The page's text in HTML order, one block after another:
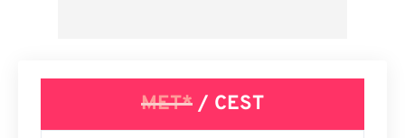
MET* / CEST